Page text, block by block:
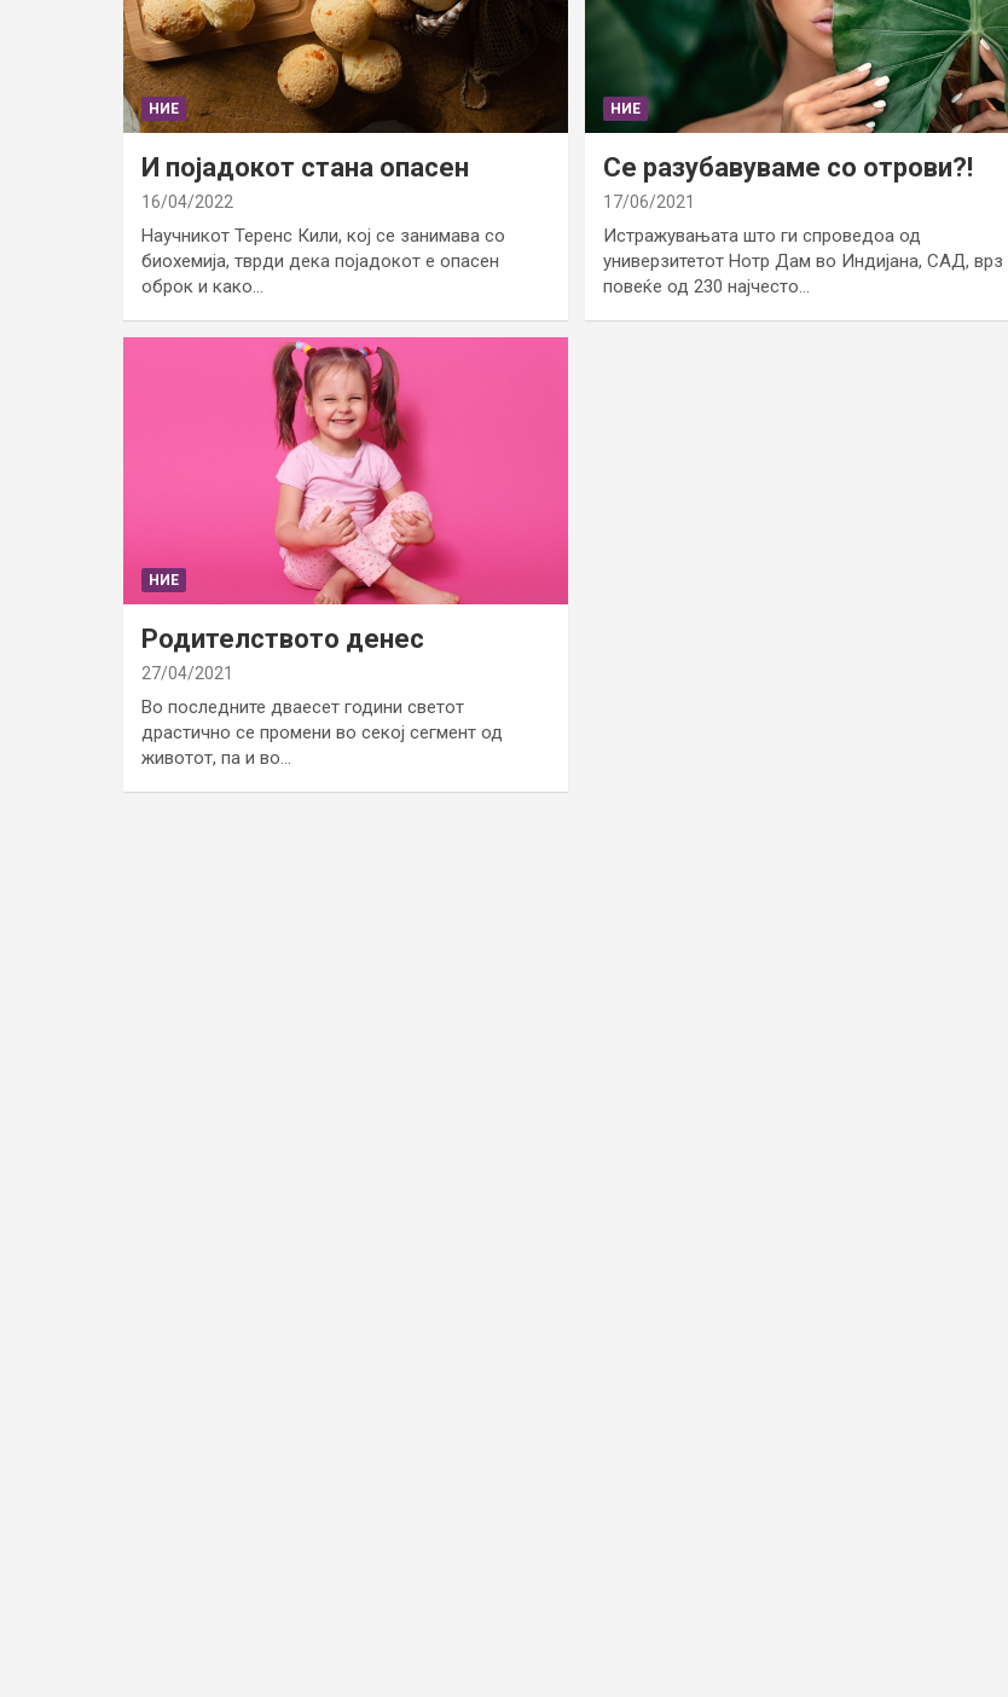
НИЕ
И појадокот стана опасен
16/04/2022
Научникот Теренс Кили, кој се занимава со
биохемија, тврди дека појадокот е опасен
оброк и како…
НИЕ
Се разубавуваме со отрови?!
17/06/2021
Истражувањата што ги спроведоа од
универзитетот Нотр Дам во Индијана, САД, врз
повеќе од 230 најчесто…
НИЕ
Родителството денес
27/04/2021
Во последните дваесет години светот
драстично се промени во секој сегмент од
животот, па и во…